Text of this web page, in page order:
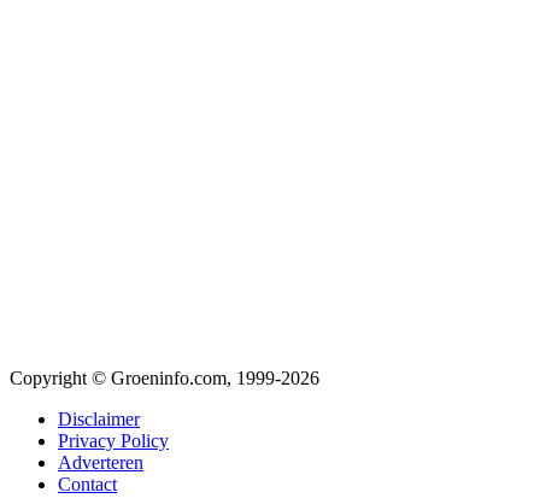
Copyright © Groeninfo.com, 1999-2026
Disclaimer
Privacy Policy
Adverteren
Contact